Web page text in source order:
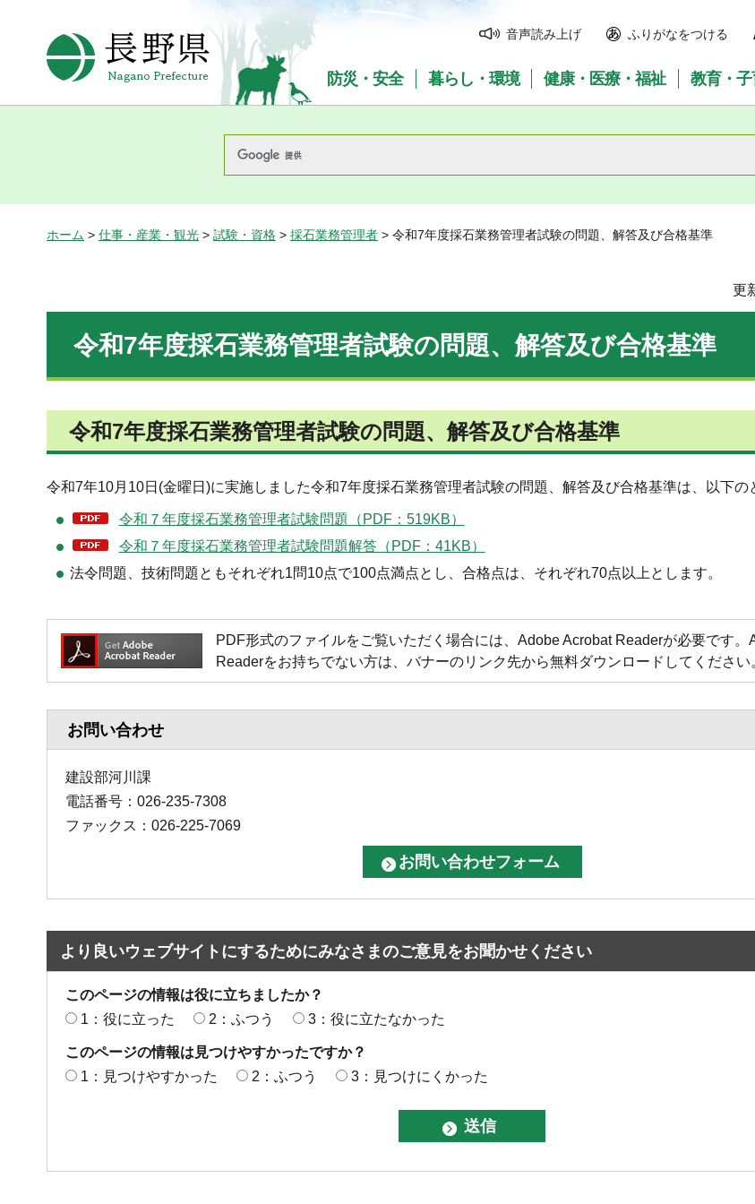
長野県Nagano Prefecture
音声読み上げ ふりがなをつける
防災・安全 暮らし・環境 健康・医療・福祉 教育・子
ホーム > 仕事・産業・観光 > 試験・資格 > 採石業務管理者 > 令和7年度採石業務管理者試験の問題、解答及び合格基準
更
令和7年度採石業務管理者試験の問題、解答及び合格基準
令和7年度採石業務管理者試験の問題、解答及び合格基準
令和7年10月10日(金曜日)に実施しました令和7年度採石業務管理者試験の問題、解答及び合格基準は、以下の
令和７年度採石業務管理者試験問題（PDF：519KB）
令和７年度採石業務管理者試験問題解答（PDF：41KB）
法令問題、技術問題ともそれぞれ1問10点で100点満点とし、合格点は、それぞれ70点以上とします。
PDF形式のファイルをご覧いただく場合には、Adobe Acrobat Readerが必要です。
Readerをお持ちでない方は、バナーのリンク先から無料ダウンロードしてください
お問い合わせ
建設部河川課
電話番号：026-235-7308
ファックス：026-225-7069
より良いウェブサイトにするためにみなさまのご意見をお聞かせください
このページの情報は役に立ちましたか？
1：役に立った
2：ふつう 3：役に立たなかった
このページの情報は見つけやすかったですか？
1：見つけやすかった
2：ふつう 3：見つけにくかった